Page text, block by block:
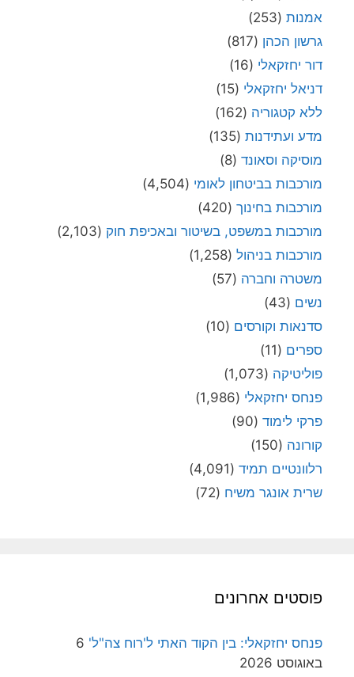
אמנות (253)
גרשון הכהן (817)
דור יחזקאלי (16)
דניאל יחזקאלי (15)
ללא קטגוריה (162)
מדע ועתידנות (135)
מוסיקה וסאונד (8)
מורכבות בביטחון לאומי (4,504)
מורכבות בחינוך (420)
מורכבות במשפט, בשיטור ובאכיפת חוק (2,103)
מורכבות בניהול (1,258)
משטרה וחברה (57)
נשים (43)
סדנאות וקורסים (10)
ספרים (11)
פוליטיקה (1,073)
פנחס יחזקאלי (1,986)
פרקי לימוד (90)
קורונה (150)
רלוונטיים תמיד (4,091)
שרית אונגר משיח (72)
פוסטים אחרונים
פנחס יחזקאלי: בין הקוד האתי ל'רוח צה"ל' 6
באוגוסט 2026